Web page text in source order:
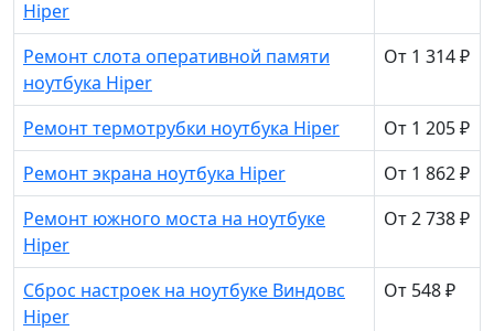
Hiper
Ремонт слота оперативной памяти
ноутбука Hiper
От 1 314 ₽
Ремонт термотрубки ноутбука Hiper
От 1 205 ₽
Ремонт экрана ноутбука Hiper
От 1 862 ₽
Ремонт южного моста на ноутбуке
Hiper
От 2 738 ₽
Сброс настроек на ноутбуке Виндовс
Hiper
От 548 ₽